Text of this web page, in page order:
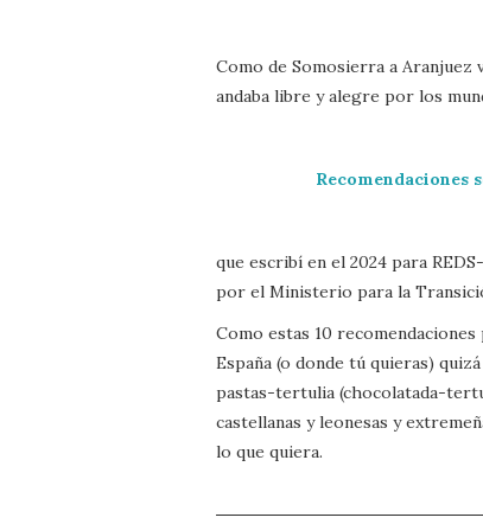
Como de Somosierra a Aranjuez
andaba libre y alegre por los
Recomendaciones
que escribí en el 2024 para
por el Ministerio para la
Como estas 10
España (o donde tú quieras)
pastas-tertulia (chocolatada-
castellanas y leonesas y
lo que quiera.